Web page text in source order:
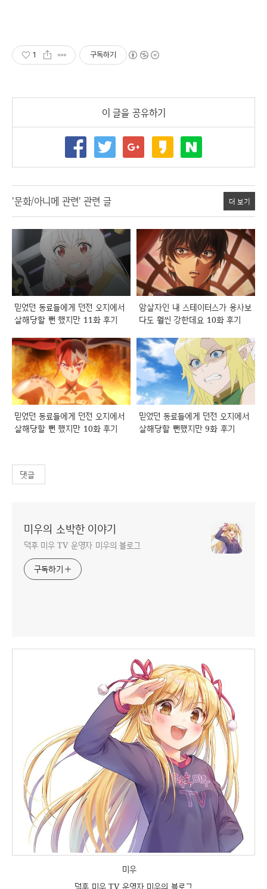
1 구독하기
이 글을 공유하기
'문화/아니메 관련' 관련 글 더 보기
믿었던 동료들에게 던전 오지에서
살해당할 뻔 했지만 11화 후기
암살자인 내 스테이터스가 용사보
다도 훨씬 강한데요 10화 후기
믿었던 동료들에게 던전 오지에서
살해당할 뻔 했지만 10화 후기
믿었던 동료들에게 던전 오지에서
살해당할 뻔했지만 9화 후기
댓글
미우의 소박한 이야기
덕후 미우 TV 운영자 미우의 블로그
구독하기
미우
덕후 미우 TV 운영자 미우의 블로그